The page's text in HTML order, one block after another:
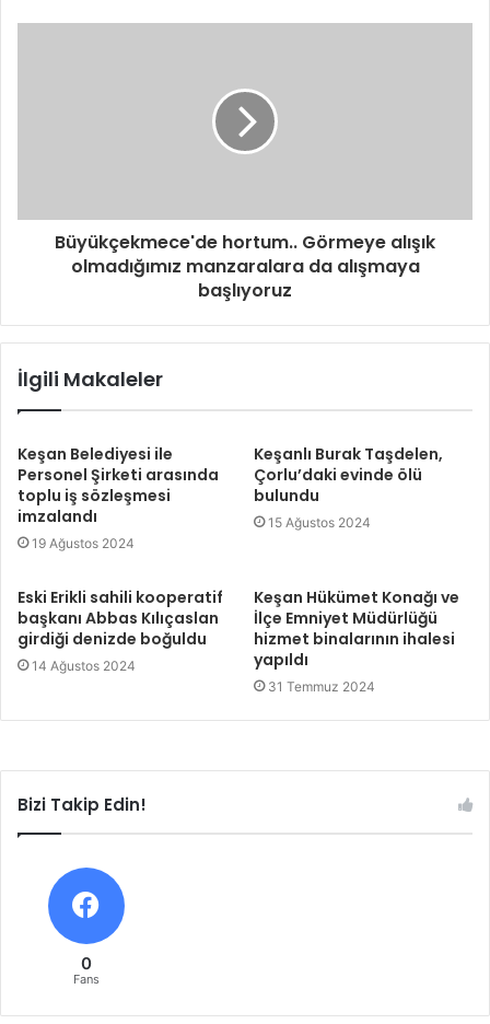
Büyükçekmece'de hortum.. Görmeye alışık
olmadığımız manzaralara da alışmaya
başlıyoruz
İlgili Makaleler
Keşan Belediyesi ile
Personel Şirketi arasında
toplu iş sözleşmesi
imzalandı
19 Ağustos 2024
Keşanlı Burak Taşdelen,
Çorlu’daki evinde ölü
bulundu
15 Ağustos 2024
Eski Erikli sahili kooperatif
başkanı Abbas Kılıçaslan
girdiği denizde boğuldu
14 Ağustos 2024
Keşan Hükümet Konağı ve
İlçe Emniyet Müdürlüğü
hizmet binalarının ihalesi
yapıldı
31 Temmuz 2024
Bizi Takip Edin!
0
Fans